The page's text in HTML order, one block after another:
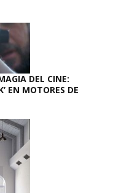
DEL CINE:
EN MOTORES DE